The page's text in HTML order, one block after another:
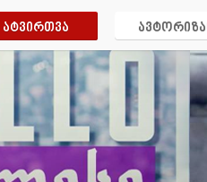
ატვირთვა